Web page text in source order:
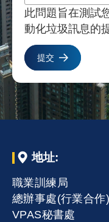
此問題旨在測試
動化垃圾訊息的
地址:
職業訓練局
總辦事處(行業合作)
VPAS秘書處